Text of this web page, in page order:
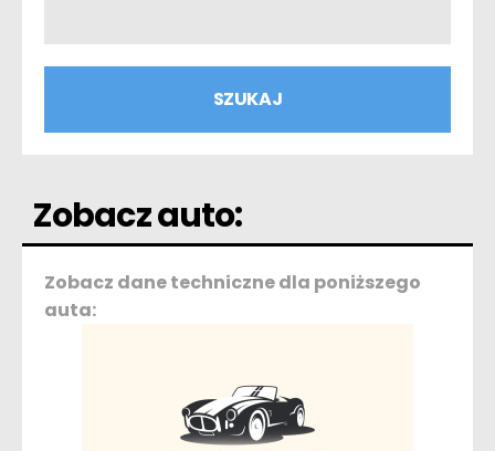
Zobacz auto:
Zobacz dane techniczne dla poniższego
auta: